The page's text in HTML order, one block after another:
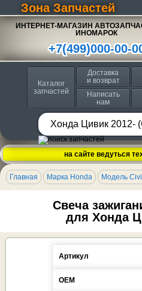
Зона Запчастей
ИНТЕРНЕТ-МАГАЗИН
ИНОМАРОК
+7(499)000-00-
Каталог
запчастей
Доставка
и возврат
Написать
нам
на сайте ведуться
Главная Марка Honda Модель
Свеча
для Хонда
Артикул
ОЕМ